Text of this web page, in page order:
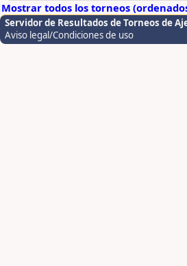
Mostrar todos los torneos
Servidor de Resultados de Torneos de
Aviso legal/Condiciones de uso